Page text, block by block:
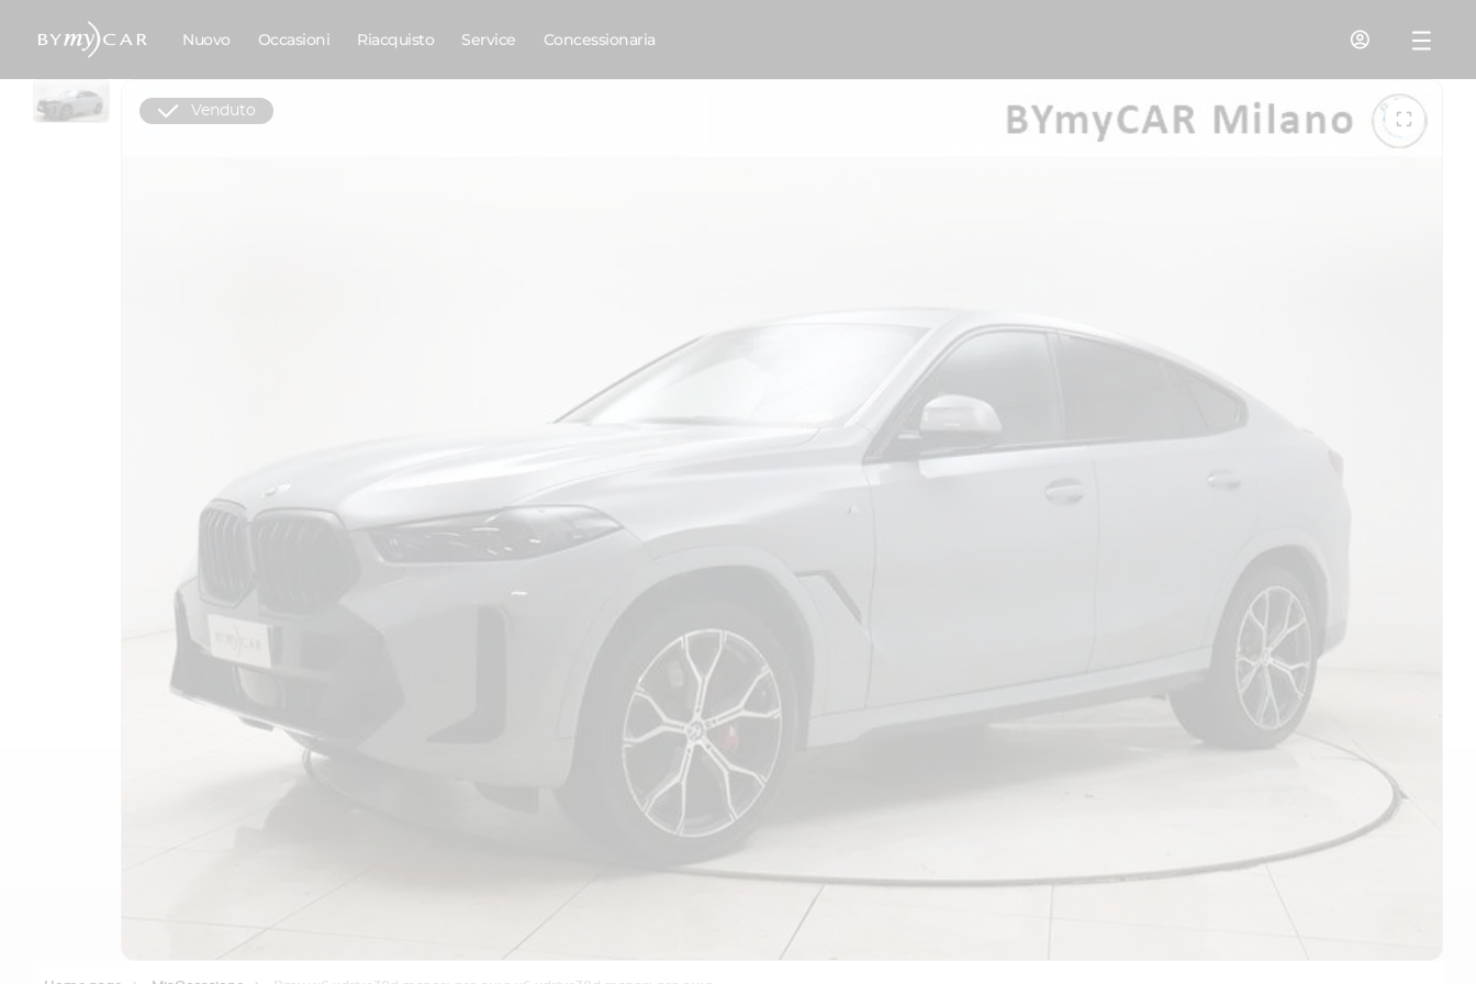
Nuovo Occasioni Riacquisto Service Concessionaria
Venduto